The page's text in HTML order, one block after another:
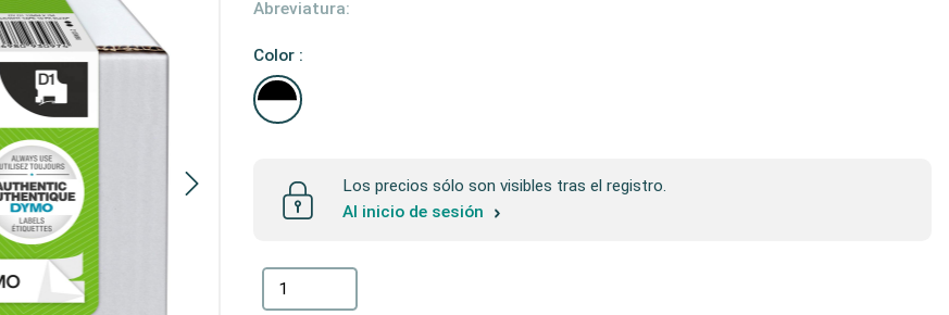
Abreviatura:
Color :
Los precios sólo son visibles tras el registro.
Al inicio de sesión